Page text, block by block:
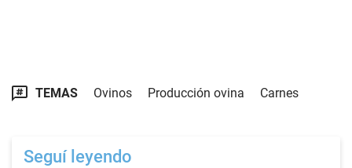
TEMAS Ovinos Producción ovina Carnes
Seguí leyendo